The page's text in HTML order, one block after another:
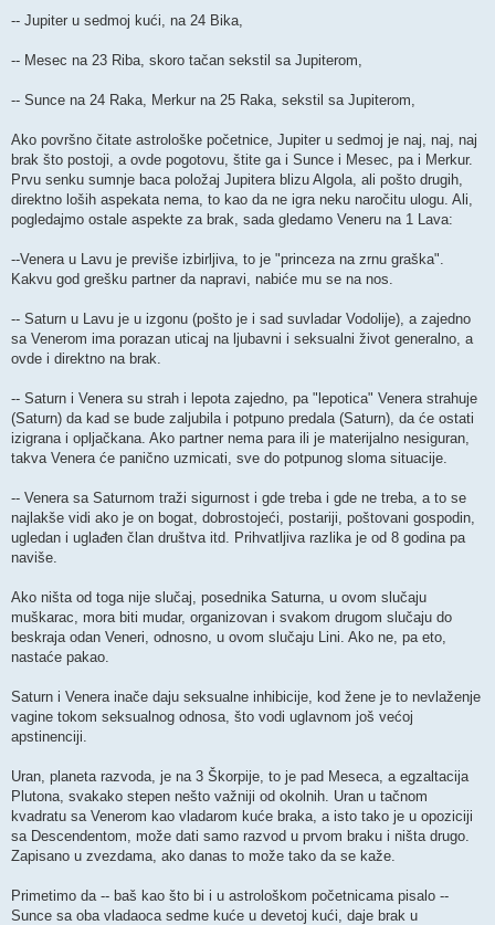
-- Jupiter u sedmoj kući, na 24 Bika,
-- Mesec na 23 Riba, skoro tačan sekstil sa Jupiterom,
-- Sunce na 24 Raka, Merkur na 25 Raka, sekstil sa Jupiterom,
Ako površno čitate astrološke početnice, Jupiter u sedmoj je naj, naj, naj
brak što postoji, a ovde pogotovu, štite ga i Sunce i Mesec, pa i Merkur.
Prvu senku sumnje baca položaj Jupitera blizu Algola, ali pošto drugih,
direktno loših aspekata nema, to kao da ne igra neku naročitu ulogu. Ali,
pogledajmo ostale aspekte za brak, sada gledamo Veneru na 1 Lava:
--Venera u Lavu je previše izbirljiva, to je "princeza na zrnu graška".
Kakvu god grešku partner da napravi, nabiće mu se na nos.
-- Saturn u Lavu je u izgonu (pošto je i sad suvladar Vodolije), a zajedno
sa Venerom ima porazan uticaj na ljubavni i seksualni život generalno, a
ovde i direktno na brak.
-- Saturn i Venera su strah i lepota zajedno, pa "lepotica" Venera strahuje
(Saturn) da kad se bude zaljubila i potpuno predala (Saturn), da će ostati
izigrana i opljačkana. Ako partner nema para ili je materijalno nesiguran,
takva Venera će panično uzmicati, sve do potpunog sloma situacije.
-- Venera sa Saturnom traži sigurnost i gde treba i gde ne treba, a to se
najlakše vidi ako je on bogat, dobrostojeći, postariji, poštovani gospodin,
ugledan i uglađen član društva itd. Prihvatljiva razlika je od 8 godina pa
naviše.
Ako ništa od toga nije slučaj, posednika Saturna, u ovom slučaju
muškarac, mora biti mudar, organizovan i svakom drugom slučaju do
beskraja odan Veneri, odnosno, u ovom slučaju Lini. Ako ne, pa eto,
nastaće pakao.
Saturn i Venera inače daju seksualne inhibicije, kod žene je to nevlaženje
vagine tokom seksualnog odnosa, što vodi uglavnom još većoj
apstinenciji.
Uran, planeta razvoda, je na 3 Škorpije, to je pad Meseca, a egzaltacija
Plutona, svakako stepen nešto važniji od okolnih. Uran u tačnom
kvadratu sa Venerom kao vladarom kuće braka, a isto tako je u opoziciji
sa Descendentom, može dati samo razvod u prvom braku i ništa drugo.
Zapisano u zvezdama, ako danas to može tako da se kaže.
Primetimo da -- baš kao što bi i u astrološkom početnicama pisalo --
Sunce sa oba vladaoca sedme kuće u devetoj kući, daje brak u